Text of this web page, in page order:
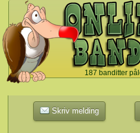
187 banditter
`
Skriv melding